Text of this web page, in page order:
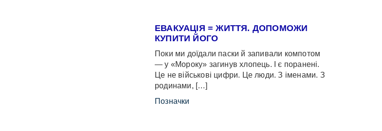
ЕВАКУАЦІЯ = ЖИТТЯ. ДОПОМОЖИ
КУПИТИ ЙОГО
Поки ми доїдали паски й запивали компотом
— у «Мороку» загинув хлопець. І є поранені.
Це не військові цифри. Це люди. З іменами. З
родинами, […]
Позначки